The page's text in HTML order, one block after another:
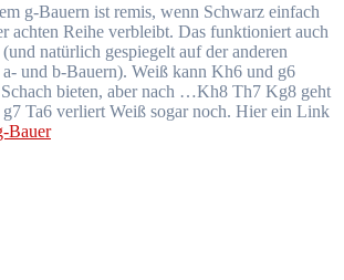
g-Bauern ist remis, wenn Schwarz einfach
achten Reihe verbleibt. Das funktioniert auch
natürlich gespiegelt auf der anderen
a- und b-Bauern). Weiß kann Kh6 und g6
bieten, aber nach …Kh8 Th7 Kg8 geht
g7 Ta6 verliert Weiß sogar noch. Hier ein Link
Bauer